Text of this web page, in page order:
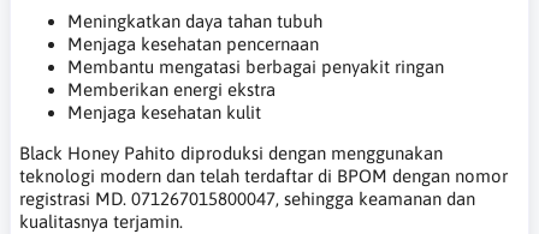
Meningkatkan daya tahan tubuh
Menjaga kesehatan pencernaan
Membantu mengatasi berbagai penyakit ringan
Memberikan energi ekstra
Menjaga kesehatan kulit
Black Honey Pahito diproduksi dengan menggunakan
teknologi modern dan telah terdaftar di BPOM dengan nomor
registrasi MD. 071267015800047, sehingga keamanan dan
kualitasnya terjamin.